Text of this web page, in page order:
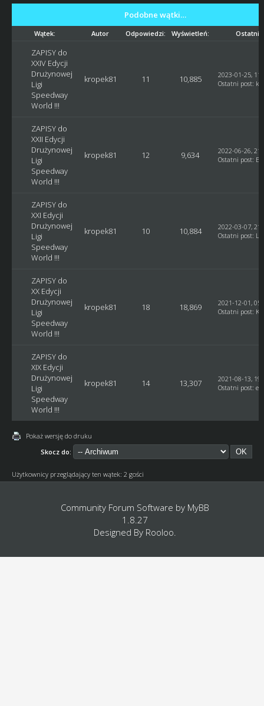
Podobne wątki…
Wątek: Autor Odpowiedzi: Wyświetleń: Ostatni
ZAPISY do
XXIV Edycji
Drużynowej
Ligi
Speedway
World !!!
kropek81 11 10,885
2023-01-25,
Ostatni post:
ZAPISY do
XXII Edycji
Drużynowej
Ligi
Speedway
World !!!
kropek81 12 9,634
2022-06-26,
Ostatni post:
ZAPISY do
XXI Edycji
Drużynowej
Ligi
Speedway
World !!!
kropek81 10 10,884
2022-03-07,
Ostatni post:
ZAPISY do
XX Edycji
Drużynowej
Ligi
Speedway
World !!!
kropek81 18 18,869
2021-12-01,
Ostatni post:
ZAPISY do
XIX Edycji
Drużynowej
Ligi
Speedway
World !!!
kropek81 14 13,307
2021-08-13,
Ostatni post:
Pokaż wersję do druku
Skocz do:
Użytkownicy przeglądający ten wątek: 2 gości
Community Forum Software by MyBB
1.8.27
Designed By Rooloo